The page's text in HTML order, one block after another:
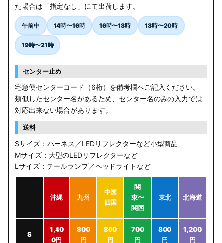
た場合は「指定なし」にて出荷します。
午前中 14時〜16時 16時〜18時 18時〜20時
19時〜21時
センター止め
宅急便センターコード（6桁）を備考欄へご記入ください。
類似したセンター名があるため、センター名のみの入力では
対応出来ない場合があります。
送料
Sサイズ：ハーネス／LEDリフレクターなど小型商品
Mサイズ：大型のLEDリフレクターなど
Lサイズ：テールランプ／ヘッドライトなど
沖縄 九州
中国
四国
関
東〜
関西
東北 北海道
S
1,40
0円
800
円
800
円
700
円
800
円
1,200
円